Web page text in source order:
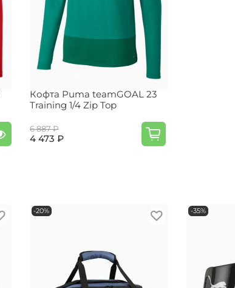
Кофта Puma teamGOAL 23
Training 1/4 Zip Top
6 887 ₽
4 473 ₽
-20% -35%